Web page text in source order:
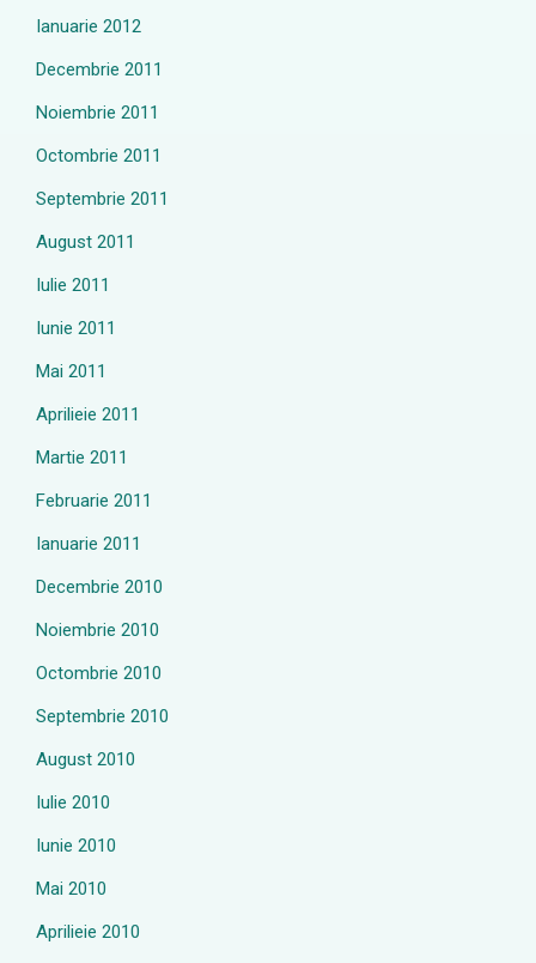
Ianuarie 2012
Decembrie 2011
Noiembrie 2011
Octombrie 2011
Septembrie 2011
August 2011
Iulie 2011
Iunie 2011
Mai 2011
Aprilieie 2011
Martie 2011
Februarie 2011
Ianuarie 2011
Decembrie 2010
Noiembrie 2010
Octombrie 2010
Septembrie 2010
August 2010
Iulie 2010
Iunie 2010
Mai 2010
Aprilieie 2010